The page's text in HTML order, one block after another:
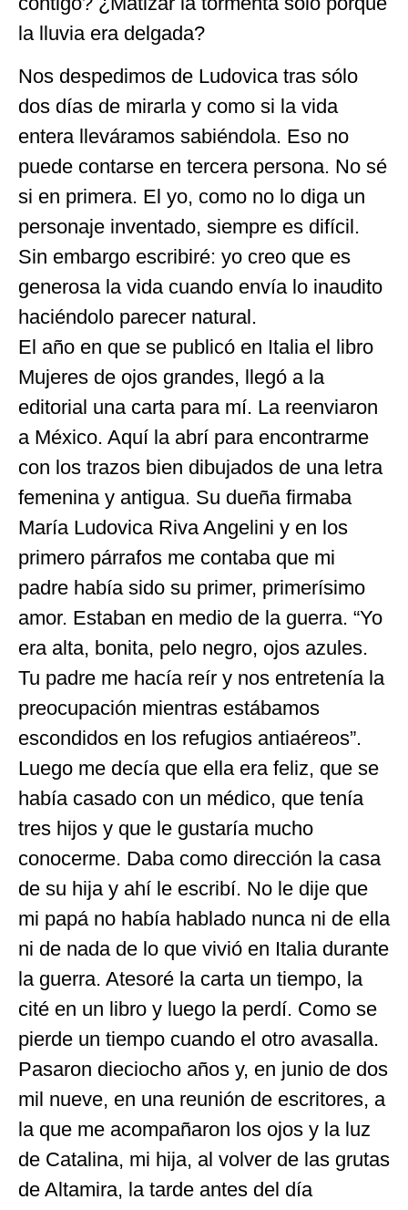
la lluvia era delgada?
Nos despedimos de Ludovica tras sólo
dos días de mirarla y como si la vida
entera lleváramos sabiéndola. Eso no
puede contarse en tercera persona. No sé
si en primera. El yo, como no lo diga un
personaje inventado, siempre es difícil.
Sin embargo escribiré: yo creo que es
generosa la vida cuando envía lo inaudito
haciéndolo parecer natural.
El año en que se publicó en Italia el libro
Mujeres de ojos grandes, llegó a la
editorial una carta para mí. La reenviaron
a México. Aquí la abrí para encontrarme
con los trazos bien dibujados de una letra
femenina y antigua. Su dueña firmaba
María Ludovica Riva Angelini y en los
primero párrafos me contaba que mi
padre había sido su primer, primerísimo
amor. Estaban en medio de la guerra. “Yo
era alta, bonita, pelo negro, ojos azules.
Tu padre me hacía reír y nos entretenía la
preocupación mientras estábamos
escondidos en los refugios antiaéreos”.
Luego me decía que ella era feliz, que se
había casado con un médico, que tenía
tres hijos y que le gustaría mucho
conocerme. Daba como dirección la casa
de su hija y ahí le escribí. No le dije que
mi papá no había hablado nunca ni de ella
ni de nada de lo que vivió en Italia durante
la guerra. Atesoré la carta un tiempo, la
cité en un libro y luego la perdí. Como se
pierde un tiempo cuando el otro avasalla.
Pasaron dieciocho años y, en junio de dos
mil nueve, en una reunión de escritores, a
la que me acompañaron los ojos y la luz
de Catalina, mi hija, al volver de las grutas
de Altamira, la tarde antes del día